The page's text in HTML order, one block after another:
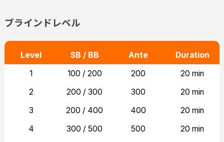
ブラインドレベル
Level SB / BB Ante
Duration
1
100 / 200 200
20 min
2
200 / 300 300
20 min
3
200 / 400 400
20 min
4
300 / 500 500
20 min